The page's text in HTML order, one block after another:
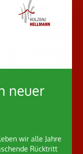
neuer
wir alle Jahre
Rücktritt